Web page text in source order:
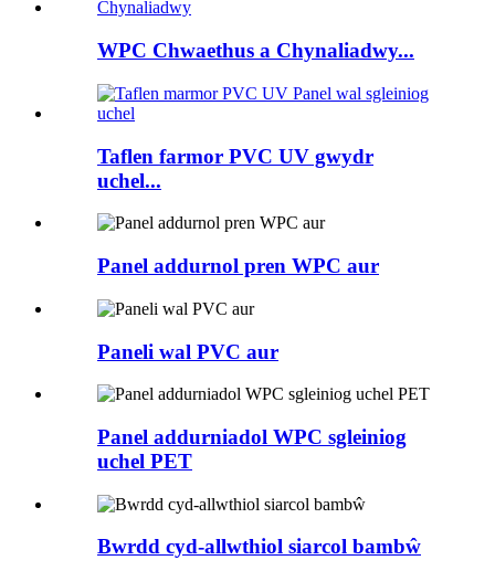
WPC Chwaethus a Chynaliadwy...
Taflen farmor PVC UV gwydr
uchel...
Panel addurnol pren WPC aur
Paneli wal PVC aur
Panel addurniadol WPC sgleiniog
uchel PET
Bwrdd cyd-allwthiol siarcol bambŵ